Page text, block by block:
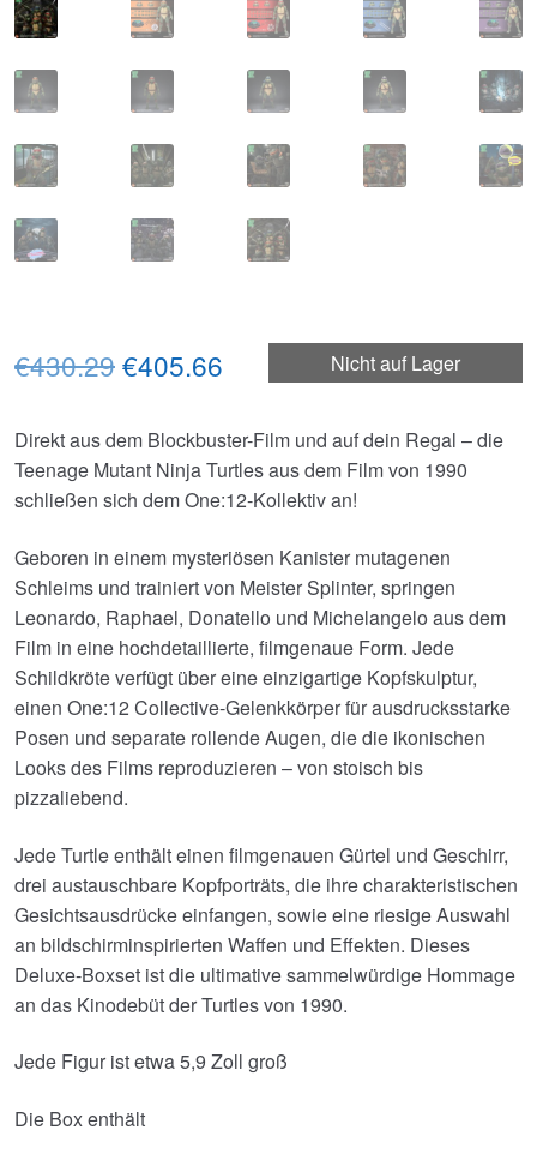
Nicht auf Lager
€430.29Ursprünglicher
war:
€430.29
€405.66
ist:
€405.66.
Direkt aus dem Blockbuster-Film und auf dein Regal – die
Teenage Mutant Ninja Turtles aus dem Film von 1990
schließen sich dem One:12-Kollektiv an!
Geboren in einem mysteriösen Kanister mutagenen
Schleims und trainiert von Meister Splinter, springen
Leonardo, Raphael, Donatello und Michelangelo aus dem
Film in eine hochdetaillierte, filmgenaue Form. Jede
Schildkröte verfügt über eine einzigartige Kopfskulptur,
einen One:12 Collective-Gelenkkörper für ausdrucksstarke
Posen und separate rollende Augen, die die ikonischen
Looks des Films reproduzieren – von stoisch bis
pizzaliebend.
Jede Turtle enthält einen filmgenauen Gürtel und Geschirr,
drei austauschbare Kopfporträts, die ihre charakteristischen
Gesichtsausdrücke einfangen, sowie eine riesige Auswahl
an bildschirminspirierten Waffen und Effekten. Dieses
Deluxe-Boxset ist die ultimative sammelwürdige Hommage
an das Kinodebüt der Turtles von 1990.
Jede Figur ist etwa 5,9 Zoll groß
Die Box enthält